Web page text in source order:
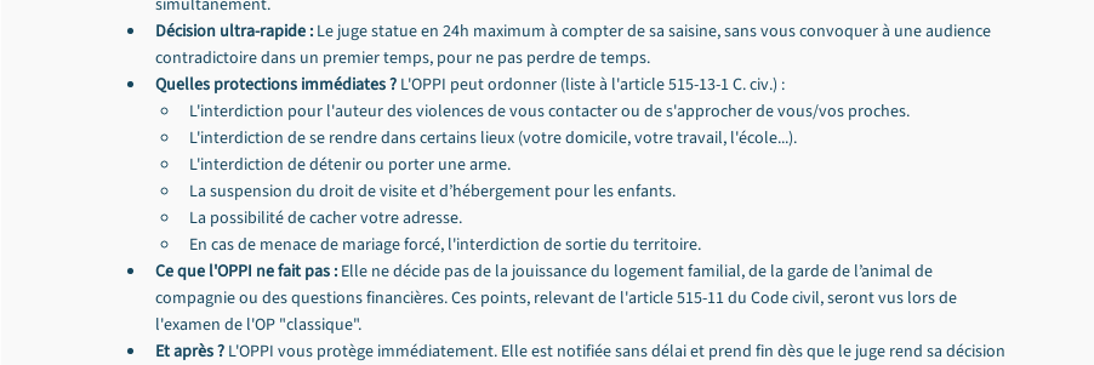
simultanément.
Décision ultra-rapide : Le juge statue en 24h maximum à compter de sa saisine, sans vous convoquer à une audience
contradictoire dans un premier temps, pour ne pas perdre de temps.
Quelles protections immédiates ? L'OPPI peut ordonner (liste à l'article 515-13-1 C. civ.) :
L'interdiction pour l'auteur des violences de vous contacter ou de s'approcher de vous/vos proches.
L'interdiction de se rendre dans certains lieux (votre domicile, votre travail, l'école...).
L'interdiction de détenir ou porter une arme.
La suspension du droit de visite et d’hébergement pour les enfants.
La possibilité de cacher votre adresse.
En cas de menace de mariage forcé, l'interdiction de sortie du territoire.
Ce que l'OPPI ne fait pas : Elle ne décide pas de la jouissance du logement familial, de la garde de l’animal de
compagnie ou des questions financières. Ces points, relevant de l'article 515-11 du Code civil, seront vus lors de
l'examen de l'OP "classique".
Et après ? L'OPPI vous protège immédiatement. Elle est notifiée sans délai et prend fin dès que le juge rend sa décision